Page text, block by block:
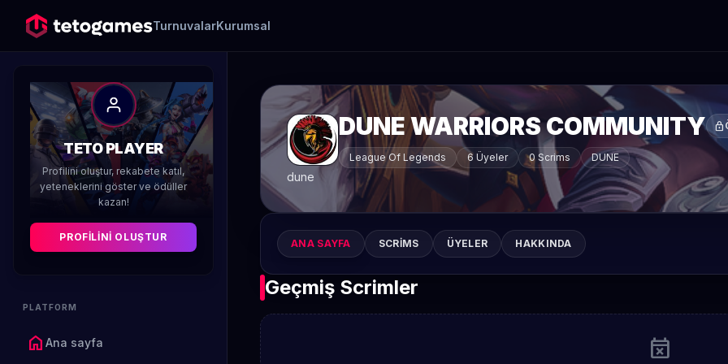
TurnuvalarKurumsal
TETO PLAYER
Profilini oluştur, rekabete katıl,
yeteneklerini göster ve ödüller
kazan!
PROFILINI OLUŞTUR
PLATFORM
home Ana sayfa
DUNE WARRIORS COMMUNITY lock
League Of Legends 6 Üyeler 0 Scrims DUNE
dune
ANA SAYFA SCRIMS ÜYELER HAKKINDA
Geçmiş Scrimler
event_busy